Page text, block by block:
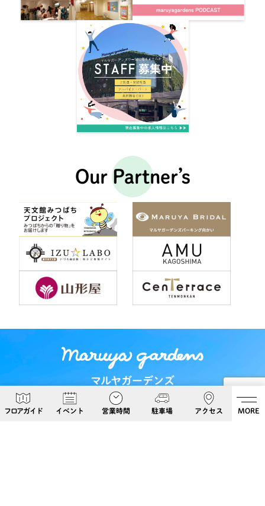
フロアガイド イベント 営業時間 駐車場 アクセス MORE
Our Partner’s
マルヤガーデンズ
〒892-0826 鹿児島県鹿児島市呉服町６−５